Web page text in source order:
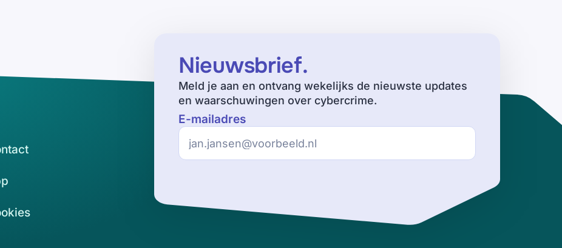
Nieuwsbrief.
Meld je aan en ontvang wekelijks de nieuwste updates
en waarschuwingen over cybercrime.
E-mailadres